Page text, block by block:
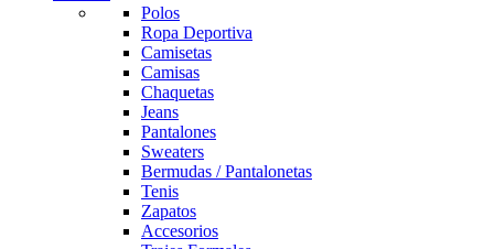
Polos
Ropa Deportiva
Camisetas
Camisas
Chaquetas
Jeans
Pantalones
Sweaters
Bermudas / Pantalonetas
Tenis
Zapatos
Accesorios